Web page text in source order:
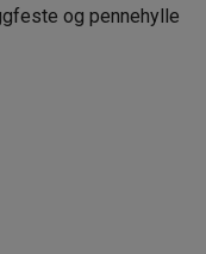
og pennehylle